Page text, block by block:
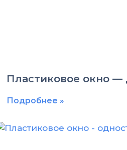
Пластиковое окно —
Подробнее »